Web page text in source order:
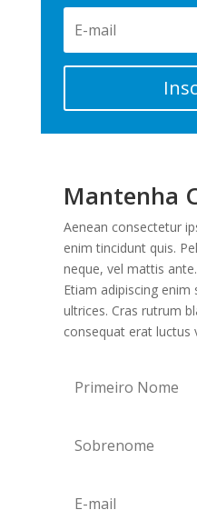
Mantenha
Aenean consectetur
enim tincidunt quis.
neque, vel mattis
Etiam adipiscing
ultrices. Cras rutrum
consequat erat luctus